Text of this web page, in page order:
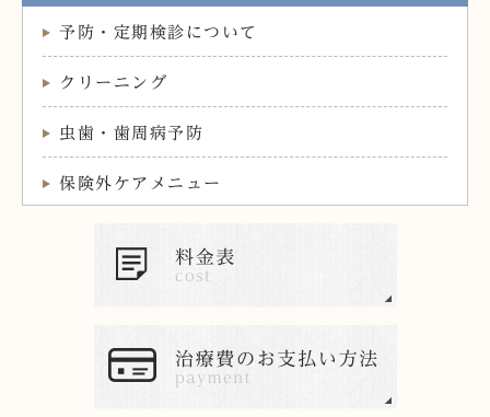
予防・定期検診について
クリーニング
虫歯・歯周病予防
保険外ケアメニュー